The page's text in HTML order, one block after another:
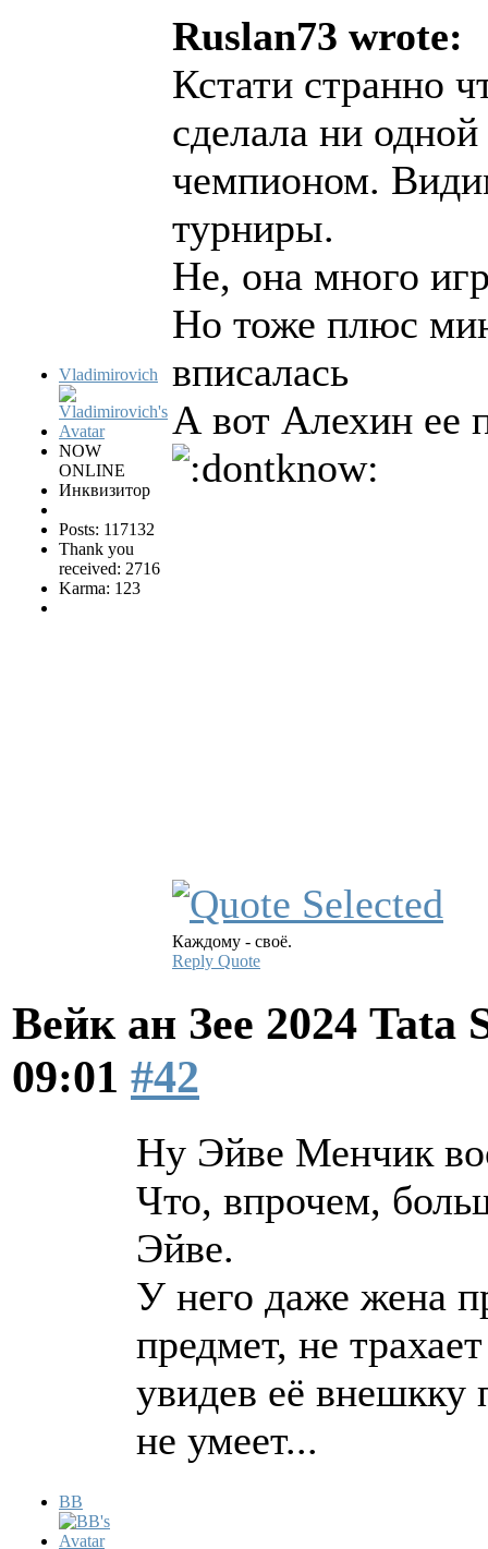
Vladimirovich
NOW
ONLINE
Инквизитор
Posts: 117132
Thank you
received: 2716
Karma: 123
Ruslan73 wrote:
Кстати странно
сделала ни
чемпионом.
турниры.
Не, она много
Но тоже плюс
вписалась
А вот Алехин ее
Каждому - своё.
Reply Quote
Вейк ан Зее 2024 Tata
09:01 #42
BB
Ну Эйве Менчик
Что, впрочем,
Эйве.
У него даже жена
предмет, не
увидев её внешкку
не умеет...